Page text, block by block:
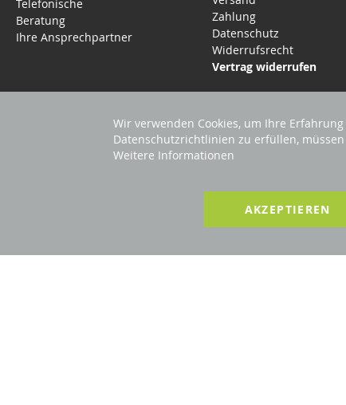
Telefonische
Beratung
Ihre Ansprechpartner
Zahlung
Datenschutz
Widerrufsrecht
Vertrag widerrufen
Wir verwenden Cookies, um Ihre
Datenschutzrichtlinien zu erfüllen,
Weitere Informationen
AKZEPTIEREN